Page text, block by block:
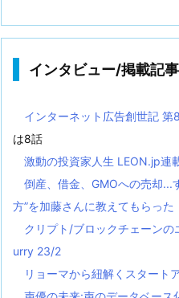
インタビュー/掲載記事
インターネット広告創世記
は8話
激動の投資家人生 LEON.jp連
倒産、借金、GMOへの売却...
方”を加藤さんに教えてもらっ
クリプト/ブロックチェーン
urry 23/2
リョーマから紐解くスター